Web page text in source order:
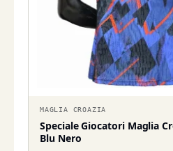
MAGLIA CROAZIA
Speciale Giocatori Maglia
Blu Nero